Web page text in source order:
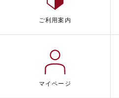
ご利用案内
マイページ